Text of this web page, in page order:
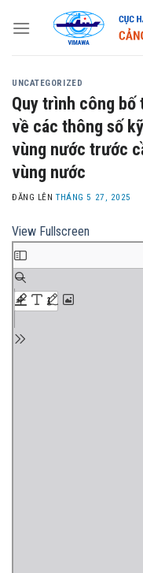
UNCATEGORIZED
Quy trình công
về các thông số
vùng nước trước
vùng nước
ĐĂNG LÊNTHÁNG 5 27, 2025
View Fullscreen